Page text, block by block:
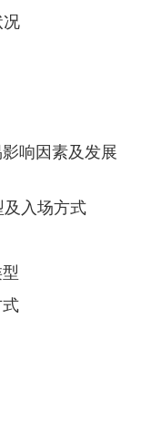
况
响因素及发展
入场方式